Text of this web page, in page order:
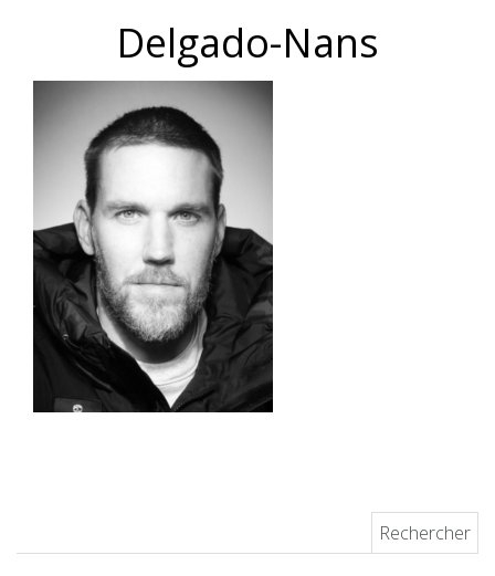
Delgado-Nans